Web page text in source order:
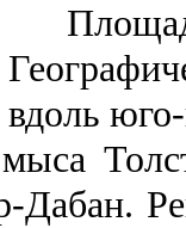
Дабан.